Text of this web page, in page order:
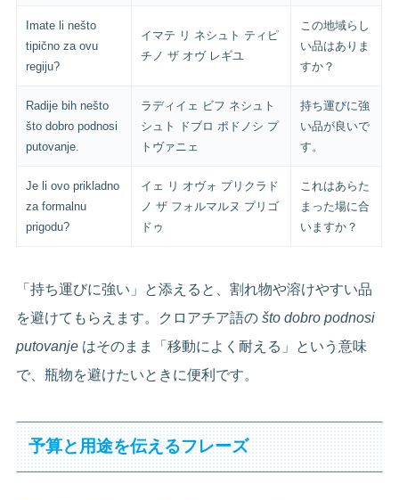
Imate li nešto
tipično za ovu
regiju?
イマテ リ ネシュト ティピ
チノ ザ オヴ レギユ
この地域らし
い品はありま
すか？
Radije bih nešto
što dobro podnosi
putovanje.
ラディイェ ビフ ネシュト
シュト ドブロ ポドノシ プ
トヴァニェ
持ち運びに強
い品が良いで
す。
Je li ovo prikladno
za formalnu
prigodu?
イェ リ オヴォ プリクラド
ノ ザ フォルマルヌ プリゴ
ドゥ
これはあらた
まった場に合
いますか？
「持ち運びに強い」と添えると、割れ物や溶けやすい品
を避けてもらえます。クロアチア語のšto dobro podnosi
putovanje はそのまま「移動によく耐える」という意味
で、瓶物を避けたいときに便利です。
予算と用途を伝えるフレーズ